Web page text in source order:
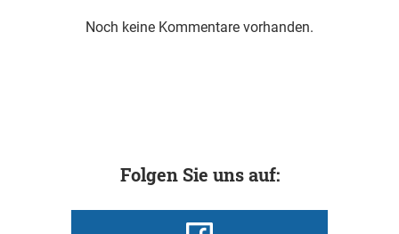
Noch keine Kommentare vorhanden.
Folgen Sie uns auf: